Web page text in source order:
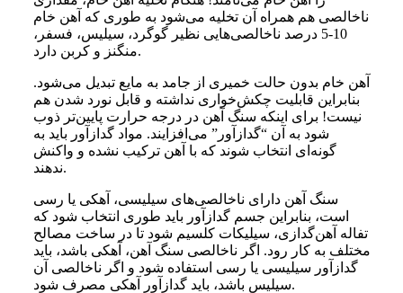
ناخالصی هم همراه آن تخلیه می‌شود به طوری که آهن خام
10-5 درصد ناخالصی‌هایی نظیر گوگرد، سیلیس، فسفر،
منگنز و کربن دارد.
آهن خام بدون حالت خمیری از جامد به مایع تبدیل می‌شود.
بنابراین قابلیت چکش‌خواری نداشته و قابل نورد شدن هم
نیست! برای اینکه سنگ آهن در درجه حرارت پایین‌تر ذوب
شود به آن “گدازآور” می‌افزایند. مواد گدازآور باید به
گونه‌ای انتخاب شوند که با آهن ترکیب نشده و واکنش
ندهند.
سنگ آهن دارای ناخالصی‌های سیلیسی، آهکی یا رسی
است، بنابراین جسم گدازآور باید طوری انتخاب شود که
تفاله آهن‌گدازی، سیلیکات کلسیم شود تا در ساخت مصالح
مختلف به کار رود. اگر ناخالصی سنگ آهن، آهکی باشد، باید
گدازآور سیلیسی یا رسی استفاده شود و اگر ناخالصی آن
سیلیس باشد، باید گدازآور آهکی مصرف شود.